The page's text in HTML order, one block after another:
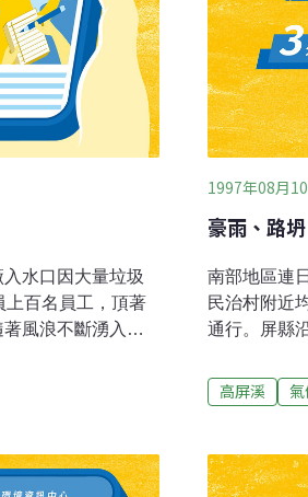
水口因大量垃圾
上百名員工，頂著
風浪不斷湧入。
颱風來襲，風雨
響核能電廠冷卻
，導致冷凝真空
。電廠內待命的員
1997年08月
豪雨、路
南部地區連
民治村附近
通行。屏縣
縣府及省水
砂石影響。
石不斷坍方
玉井段大片
高屏溪